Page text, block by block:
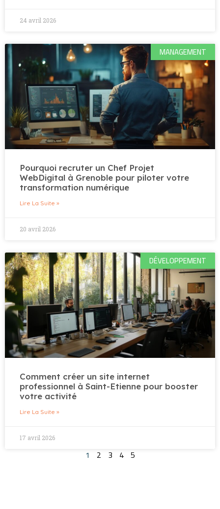
24 avril 2026
MANAGEMENT
Pourquoi recruter un Chef Projet
WebDigital à Grenoble pour piloter votre
transformation numérique
Lire La Suite »
20 avril 2026
DÉVELOPPEMENT
Comment créer un site internet
professionnel à Saint-Etienne pour booster
votre activité
Lire La Suite »
17 avril 2026
1 2 3 4 5